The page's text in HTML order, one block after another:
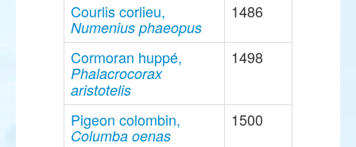
Courlis corlieu,
Numenius phaeopus
1486
Cormoran huppé,
Phalacrocorax
aristotelis
1498
Pigeon colombin,
Columba oenas
1500